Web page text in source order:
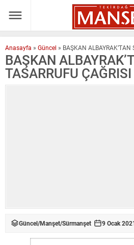
Anasayfa » Güncel » BAŞKAN ALBAYRAK’TAN
BAŞKAN
TASARRUFU ÇAĞRISI
Güncel/Manşet/Sürmanşet 9 Ocak